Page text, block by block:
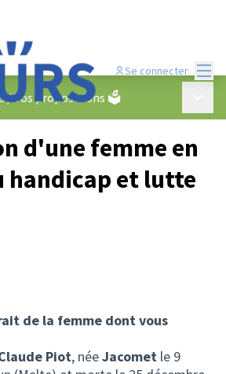
Se connecter
/Vos propositions 🗳️
d'une femme en
handicap et lutte
de la femme dont vous
Piot, néeJacomet le 9